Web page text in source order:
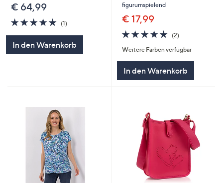
€ 64,99
5.0
von
(1)1
In den Warenkorb
figurumspielend
€ 17,99
5.0
von
5
(2)
Weitere Farben verfügbar
In den Warenkorb